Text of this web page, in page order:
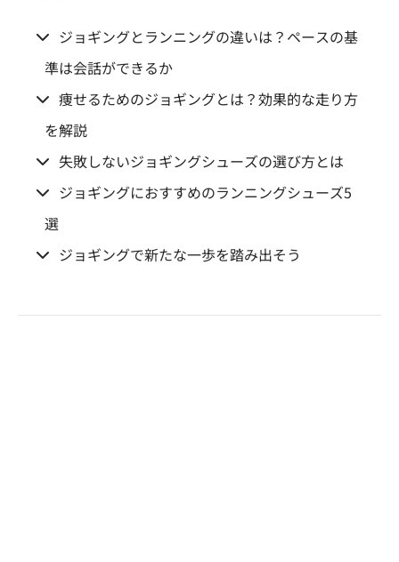
ジョギングとランニングの違いは？ペースの基
準は会話ができるか
痩せるためのジョギングとは？効果的な走り方
を解説
失敗しないジョギングシューズの選び方とは
ジョギングにおすすめのランニングシューズ5
選
ジョギングで新たな一歩を踏み出そう